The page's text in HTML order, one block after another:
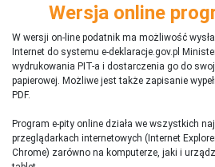
Wersja online
W wersji on-line podatnik ma możliwość
Internet do systemu e-deklaracje.gov.pl
wydrukowania PIT-a i dostarczenia go do
papierowej. Możliwe jest także zapisanie
PDF.
Program e-pity online działa we wszystkich
przeglądarkach internetowych (Internet
Chrome) zarówno na komputerze, jaki i